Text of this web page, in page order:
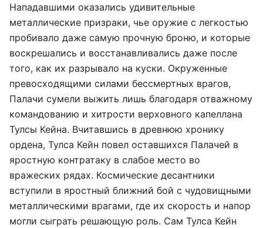
Нападавшими оказались удивительные
металлические призраки, чье оружие с легкостью
пробивало даже самую прочную броню, и которые
воскрешались и восстанавливались даже после
того, как их разрывало на куски. Окруженные
превосходящими силами бессмертных врагов,
Палачи сумели выжить лишь благодаря отважному
командованию и хитрости верховного капеллана
Тулсы Кейна. Вчитавшись в древнюю хронику
ордена, Тулса Кейн повел оставшихся Палачей в
яростную контратаку в слабое место во
вражеских рядах. Космические десантники
вступили в яростный ближний бой с чудовищными
металлическими врагами, где их скорость и напор
могли сыграть решающую роль. Сам Тулса Кейн